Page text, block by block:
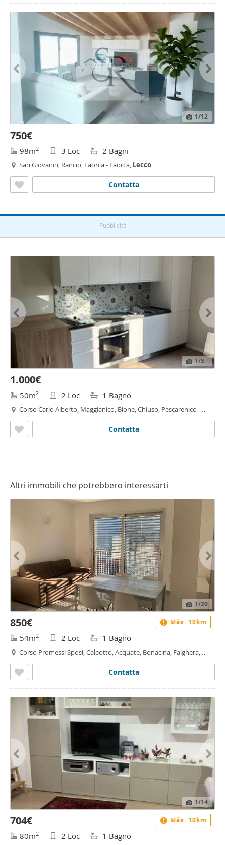
1/12
750€
98m2 3 Loc 2 Bagni
San Giovanni, Rancio, Laorca - Laorca, Lecco
Contatta
Pubblicità
1/5
1.000€
50m2 2 Loc 1 Bagno
Corso Carlo Alberto, Maggianico, Bione, Chiuso, Pescarenico -
Contatta
Altri immobili che potrebbero interessarti
1/20
850€
54m2 2 Loc 1 Bagno
Corso Promessi Sposi, Caleotto, Acquate, Bonacina, Falghera,
Contatta
Máx. 10km
1/14
704€
80m2 2 Loc 1 Bagno
Máx. 10km